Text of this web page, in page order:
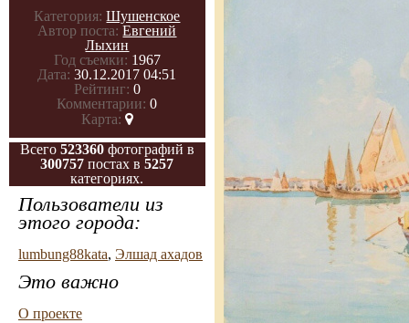
Категория: Шушенское
Автор поста: Евгений
Лыхин
Год съемки: 1967
Дата: 30.12.2017 04:51
Рейтинг: 0
Комментарии: 0
Карта:
Всего 523360 фотографий в
300757 постах в5257
категориях.
Пользователи из
этого города:
lumbung88kata, Элшад ахадов
Это важно
О проекте